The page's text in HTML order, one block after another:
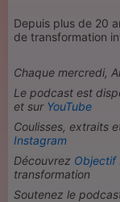
Depuis plus de 20
de transformation
Chaque mercredi,
Le podcast est
et sur YouTube
Coulisses, extraits
Instagram
Découvrez Objectif
transformation
Soutenez le